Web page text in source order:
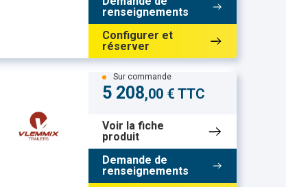
renseignements
Configurer et
réserver
Sur commande
5 208,00 € TTC
Voir la fiche
produit
Demande de
renseignements